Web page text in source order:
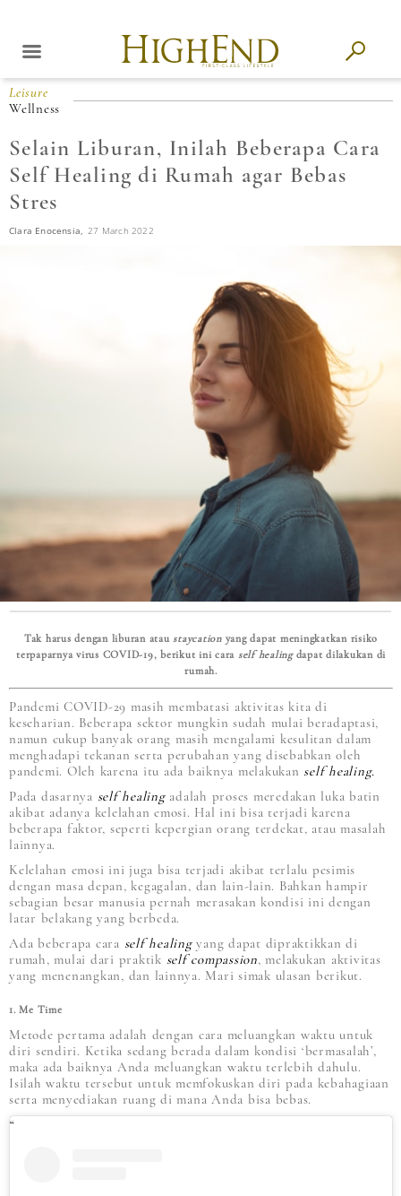
Leisure
Wellness
Selain Liburan, Inilah Beberapa Cara
Self Healing di Rumah agar Bebas
Stres
Clara Enocensia, 27 March 2022
Tak harus dengan liburan ataustaycation yang dapat meningkatkan risiko
terpaparnya virus COVID-19, berikut ini cara self healingdapat dilakukan di
rumah.
Pandemi COVID-29 masih membatasi aktivitas kita di
keseharian. Beberapa sektor mungkin sudah mulai beradaptasi,
namun cukup banyak orang masih mengalami kesulitan dalam
menghadapi tekanan serta perubahan yang disebabkan oleh
pandemi. Oleh karena itu ada baiknya melakukan self healing.
Pada dasarnya self healingadalah proses meredakan luka batin
akibat adanya kelelahan emosi. Hal ini bisa terjadi karena
beberapa faktor, seperti kepergian orang terdekat, atau masalah
lainnya.
Kelelahan emosi ini juga bisa terjadi akibat terlalu pesimis
dengan masa depan, kegagalan, dan lain-lain. Bahkan hampir
sebagian besar manusia pernah merasakan kondisi ini dengan
latar belakang yang berbeda.
Ada beberapa cara self healingyang dapat dipraktikkan di
rumah, mulai dari praktik self compassion, melakukan aktivitas
yang menenangkan, dan lainnya. Mari simak ulasan berikut.
1. Me Time
Metode pertama adalah dengan cara meluangkan waktu untuk
diri sendiri. Ketika sedang berada dalam kondisi ‘bermasalah’,
maka ada baiknya Anda meluangkan waktu terlebih dahulu.
Isilah waktu tersebut untuk memfokuskan diri pada kebahagiaan
serta menyediakan ruang di mana Anda bisa bebas.